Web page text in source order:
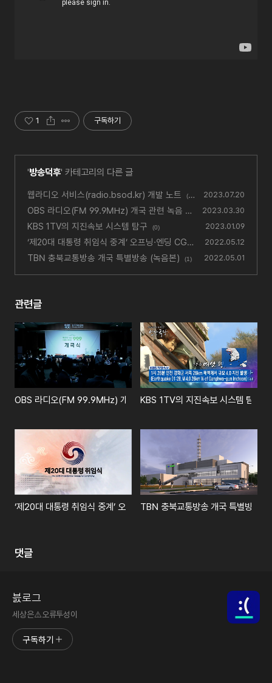
1 구독하기
'방송덕후' 카테고리의 다른 글
웹라디오 서비스(radio.bsod.kr) 개발 노트
(3
1)
2023.07.20
OBS 라디오(FM 99.9MHz) 개국 관련 녹음 기
록들
(0)
2023.03.30
KBS 1TV의 지진속보 시스템 탐구 (0) 2023.01.09
‘제20대 대통령 취임식 중계’ 오프닝·엔딩 CG
(SBS, MBC)
(1)
2022.05.12
TBN 충북교통방송 개국 특별방송 (녹음본) (1) 2022.05.01
관련글
OBS 라디오(FM 99.9MHz) 개국 관련 녹음 기록들KBS 1TV의 지진속보 시스템 탐구
‘제20대 대통령 취임식 중계’ 오프닝·엔딩 CG (SBS, MBC)
TBN 충북교통방송 개국 특별방송 (
댓글
븘로그
세상은⚠️오류투성이
구독하기